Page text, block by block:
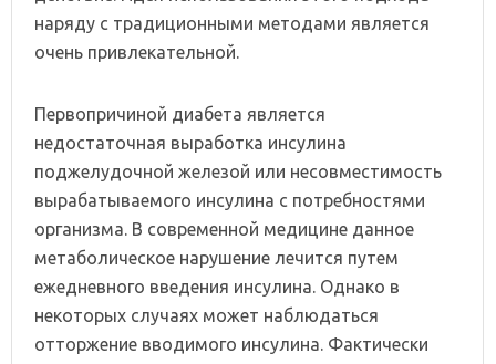
наряду с традиционными методами является
очень привлекательной.
Первопричиной диабета является
недостаточная выработка инсулина
поджелудочной железой или несовместимость
вырабатываемого инсулина с потребностями
организма. В современной медицине данное
метаболическое нарушение лечится путем
ежедневного введения инсулина. Однако в
некоторых случаях может наблюдаться
отторжение вводимого инсулина. Фактически